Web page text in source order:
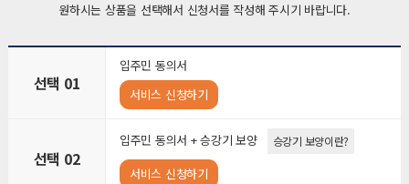
원하시는 상품을 선택해서 신청서를 작성해 주시기 바랍니다.
선택 01
입주민 동의서
서비스 신청하기
선택 02
입주민 동의서 + 승강기 보양 승강기 보양이란?
서비스 신청하기